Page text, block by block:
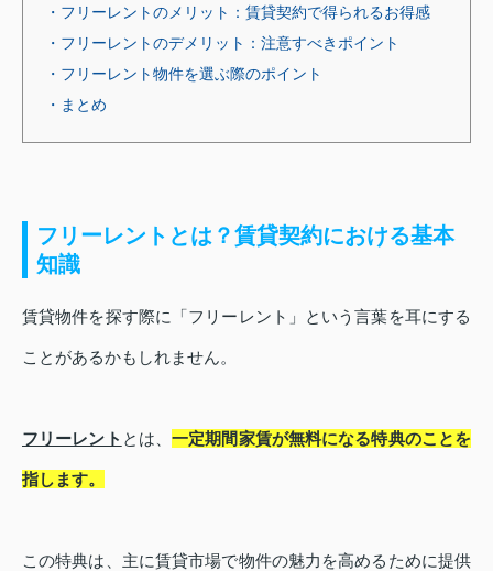
・フリーレントのメリット：賃貸契約で得られるお得感
・フリーレントのデメリット：注意すべきポイント
・フリーレント物件を選ぶ際のポイント
・まとめ
フリーレントとは？賃貸契約における基本
知識
賃貸物件を探す際に「フリーレント」という言葉を耳にする
ことがあるかもしれません。
フリーレント とは、一定期間家賃が無料になる特典のことを
指します。
この特典は、主に賃貸市場で物件の魅力を高めるために提供